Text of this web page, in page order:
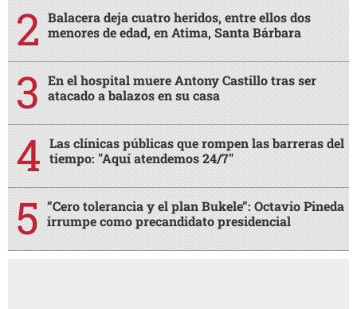
Balacera deja cuatro heridos, entre ellos dos
menores de edad, en Atima, Santa Bárbara
En el hospital muere Antony Castillo tras ser
atacado a balazos en su casa
Las clínicas públicas que rompen las barreras del
tiempo: "Aquí atendemos 24/7"
“Cero tolerancia y el plan Bukele”: Octavio Pineda
irrumpe como precandidato presidencial